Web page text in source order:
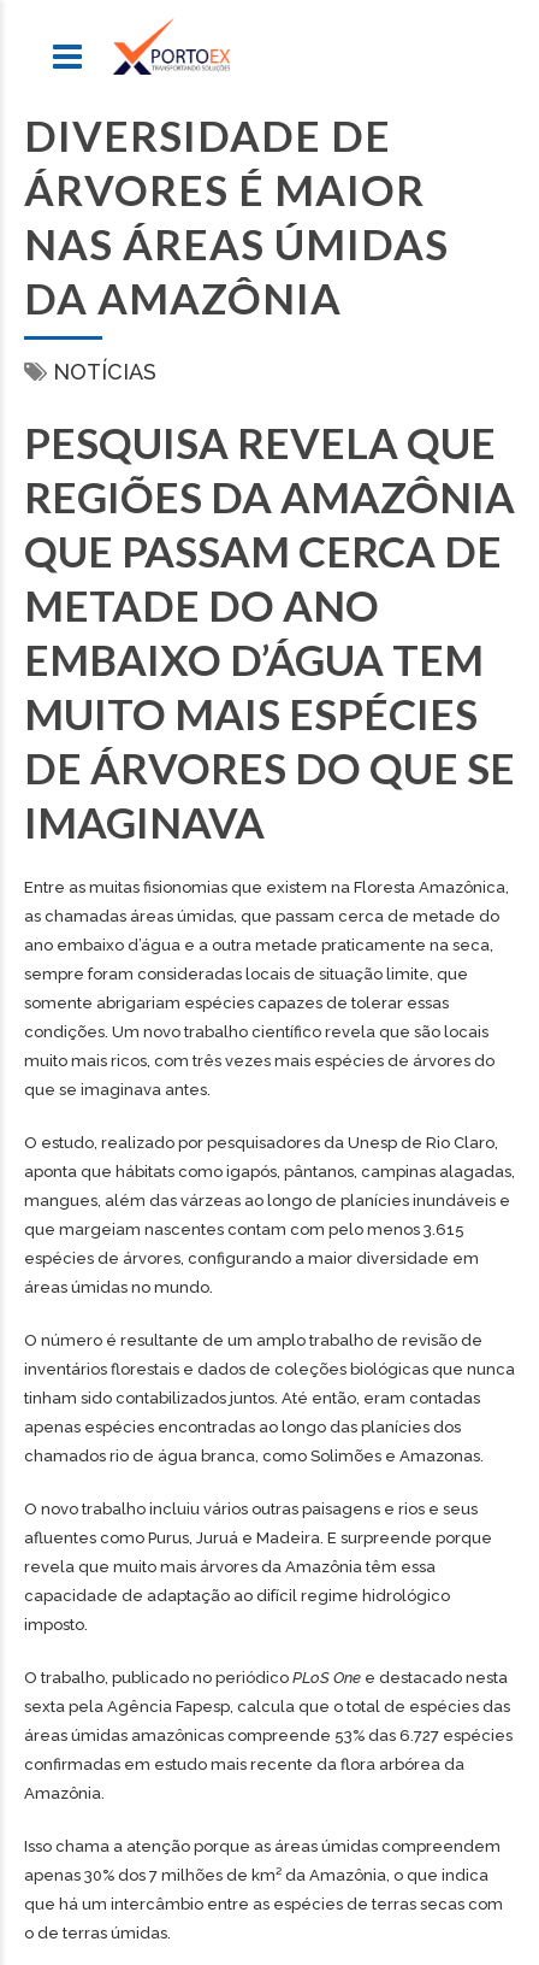
DIVERSIDADE DE
ÁRVORES É MAIOR
NAS ÁREAS ÚMIDAS
DA AMAZÔNIA
NOTÍCIAS
PESQUISA REVELA QUE
REGIÕES DA AMAZÔNIA
QUE PASSAM CERCA DE
METADE DO ANO
EMBAIXO D’ÁGUA TEM
MUITO MAIS ESPÉCIES
DE ÁRVORES DO QUE SE
IMAGINAVA
Entre as muitas fisionomias que existem na Floresta Amazônica,
as chamadas áreas úmidas, que passam cerca de metade do
ano embaixo d’água e a outra metade praticamente na seca,
sempre foram consideradas locais de situação limite, que
somente abrigariam espécies capazes de tolerar essas
condições. Um novo trabalho científico revela que são locais
muito mais ricos, com três vezes mais espécies de árvores do
que se imaginava antes.
O estudo, realizado por pesquisadores da Unesp de Rio Claro,
aponta que hábitats como igapós, pântanos, campinas alagadas,
mangues, além das várzeas ao longo de planícies inundáveis e
que margeiam nascentes contam com pelo menos 3.615
espécies de árvores, configurando a maior diversidade em
áreas úmidas no mundo.
O número é resultante de um amplo trabalho de revisão de
inventários florestais e dados de coleções biológicas que nunca
tinham sido contabilizados juntos. Até então, eram contadas
apenas espécies encontradas ao longo das planícies dos
chamados rio de água branca, como Solimões e Amazonas.
O novo trabalho incluiu vários outras paisagens e rios e seus
afluentes como Purus, Juruá e Madeira. E surpreende porque
revela que muito mais árvores da Amazônia têm essa
capacidade de adaptação ao difícil regime hidrológico
imposto.
O trabalho, publicado no periódico PLoS One e destacado nesta
sexta pela Agência Fapesp, calcula que o total de espécies das
áreas úmidas amazônicas compreende 53% das 6.727 espécies
confirmadas em estudo mais recente da flora arbórea da
Amazônia.
Isso chama a atenção porque as áreas úmidas compreendem
apenas 30% dos 7 milhões de km² da Amazônia, o que indica
que há um intercâmbio entre as espécies de terras secas com
o de terras úmidas.